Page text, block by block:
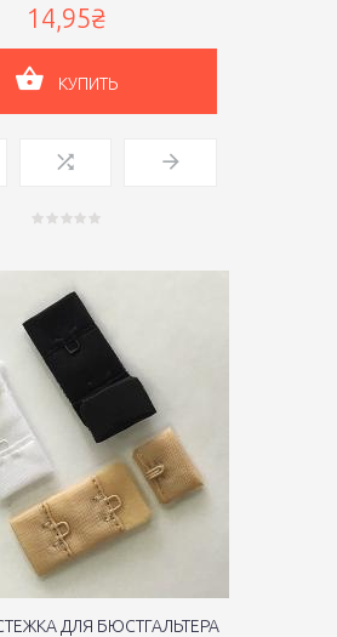
14,95₴
КУПИТЬ
ДЛЯ БЮСТГАЛЬТЕРА